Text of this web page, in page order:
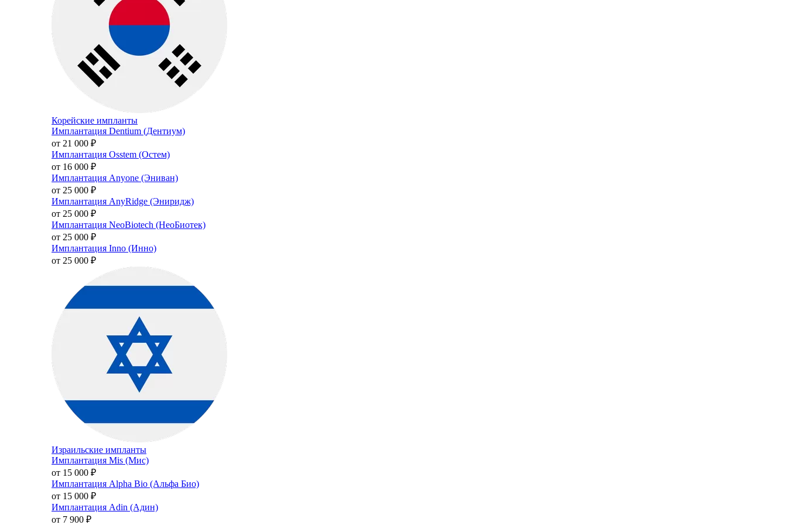
Корейские импланты
Имплантация Dentium (Дентиум)
от 21 000 ₽
Имплантация Osstem (Остем)
от 16 000 ₽
Имплантация Anyone (Эниван)
от 25 000 ₽
Имплантация AnyRidge (Эниридж)
от 25 000 ₽
Имплантация NeoBiotech (НеоБиотек)
от 25 000 ₽
Имплантация Inno (Инно)
от 25 000 ₽
Израильские импланты
Имплантация Mis (Мис)
от 15 000 ₽
Имплантация Alpha Bio (Альфа Био)
от 15 000 ₽
Имплантация Adin (Адин)
от 7 900 ₽